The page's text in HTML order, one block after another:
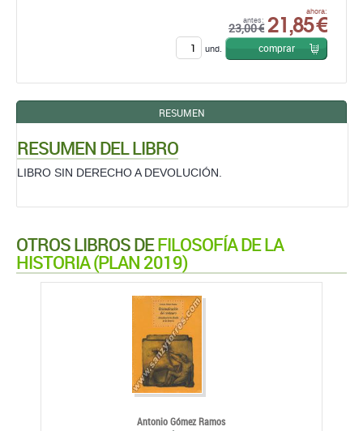
antes:
23,00 €
ahora:
21,85 €
und. comprar
RESUMEN
RESUMEN DEL LIBRO
LIBRO SIN DERECHO A DEVOLUCIÓN.
OTROS LIBROS DEFILOSOFÍA DE LA
HISTORIA (PLAN 2019)
Antonio Gómez Ramos